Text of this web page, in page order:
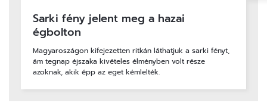
Sarki fény jelent meg a hazai
égbolton
Magyaroszágon kifejezetten ritkán láthatjuk a sarki fényt,
ám tegnap éjszaka kivételes élményben volt része
azoknak, akik épp az eget kémlelték.